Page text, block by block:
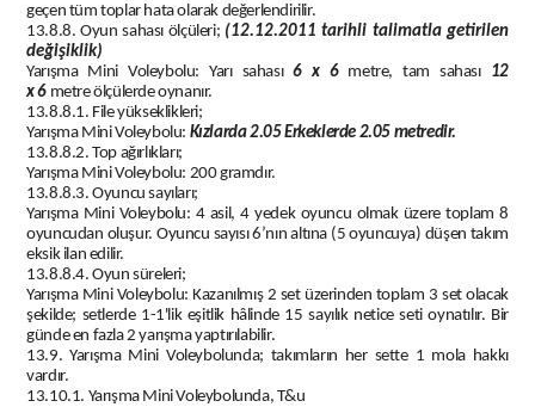
geçen tüm toplar hata olarak değerlendirilir.
13.8.8. Oyun sahası ölçüleri; (12.12.2011 tarihli talimatla getirilen
değişiklik)
Yarışma Mini Voleybolu: Yarı sahası6 x 6metre, tam sahası 12
x6 metreölçülerde oynanır.
13.8.8.1. File yükseklikleri;
Yarışma Mini Voleybolu: Kızlarda 2.05 Erkeklerde 2.05 metredir.
13.8.8.2. Top ağırlıkları;
Yarışma Mini Voleybolu: 200 gramdır.
13.8.8.3. Oyuncu sayıları;
Yarışma Mini Voleybolu: 4 asil, 4 yedek oyuncu olmak üzere toplam 8
oyuncudan oluşur. Oyuncu sayısı 6’nın altına (5 oyuncuya) düşen takım
eksik ilan edilir.
13.8.8.4. Oyun süreleri;
Yarışma Mini Voleybolu: Kazanılmış 2 set üzerinden toplam 3 set olacak
şekilde; setlerde 1-1'lik eşitlik hâlinde 15 sayılık netice seti oynatılır. Bir
günde en fazla 2 yarışma yaptırılabilir.
13.9. Yarışma Mini Voleybolunda; takımların her sette 1 mola hakkı
vardır.
13.10.1. Yarışma Mini Voleybolunda, T&u